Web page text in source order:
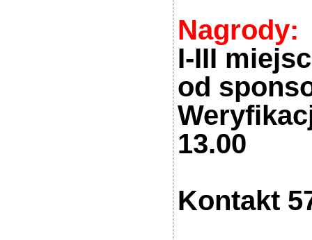
Nagrody:
I-III
od
13.00
Kontakt